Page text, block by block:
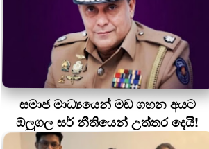
සමාජ මාධ්‍යයෙන් මඩ ගහන අයට
ඕලුගල සර් නීතියෙන් උත්තර දෙයි!